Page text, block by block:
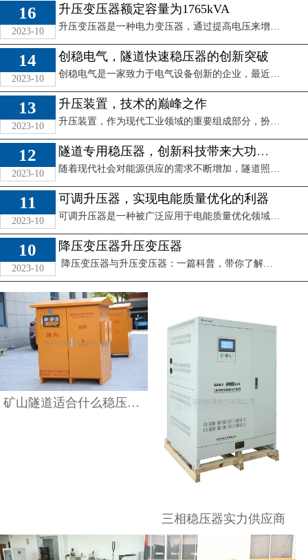
16
2023-10
升压变压器额定容量为1765kVA
升压变压器是一种电力变压器，通过提高电压来增加电能的输出。而额定容量则是指变压器在设计时所规定的最大输出功率。在电力传输和供应系统中，升压变压器的额定 ...
14
2023-10
创稳电气，隧道快速稳压器的创新突破
创稳电气是一家致力于电气设备创新的企业，最近他们的一款革命性的产品——隧道快速稳压器，为隧道电气设备的稳定运行带来了重要的突破。这款稳压器以其先进的技 ...
13
2023-10
升压装置，技术的巅峰之作
升压装置，作为现代工业领域的重要组成部分，扮演着关键角色。它不仅能够提升压力，也能够提高设备的效能，适用于多种领域。本文将从技术原理、应用领域和未来发 ...
12
2023-10
隧道专用稳压器，创新科技带来大功率超稳压
随着现代社会对能源供应的需求不断增加，隧道照明、设备运行、通信系统等领域对电力的稳定性和高效性要求也越来越高。为了满足这一需求，隧道专用稳压器应运而生 ...
11
2023-10
可调升压器，实现电能质量优化的利器
可调升压器是一种被广泛应用于电能质量优化领域的电力设备。在现代工业生产中，电能质量是保障生产效率、设备稳定运行的重要因素之一。针对电能质量问题，可调升 ...
10
2023-10
降压变压器升压变压器
降压变压器与升压变压器：一篇科普，带你了解电力设备的奥秘！
矿山隧道适合什么稳压器？
矿山隧道适合什么稳压
器？
查看详情
三相稳压器实力供应商
三相稳压器实力供应商
查看详情
创稳电气，隧道快速稳
压器的创新突破
升压装置，技术的巅峰
之作
隧道专用稳压器，创新